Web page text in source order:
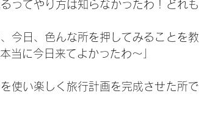
ってやり方は知らなかったわ！どれ
今日、色んな所を押してみることを
当に今日来てよかったわ〜」
使い楽しく旅行計画を完成させた所